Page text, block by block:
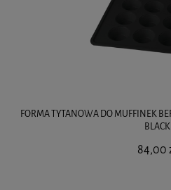
FORMA TYTANOWA DO MUFFINEK
BLACK
84,00